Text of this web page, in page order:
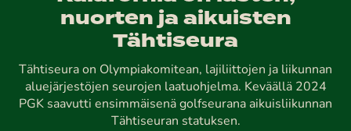
nuorten ja aikuisten
Tähtiseura
Tähtiseura on Olympiakomitean, lajiliittojen ja liikunnan
aluejärjestöjen seurojen laatuohjelma. Keväällä 2024
PGK saavutti ensimmäisenä golfseurana aikuisliikunnan
Tähtiseuran statuksen.